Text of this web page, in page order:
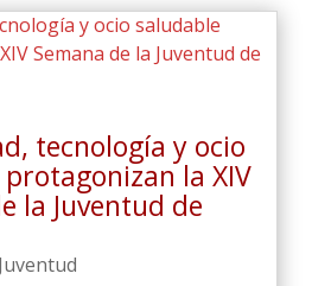
tecnología y ocio
la XIV
la Juventud de
Juventud